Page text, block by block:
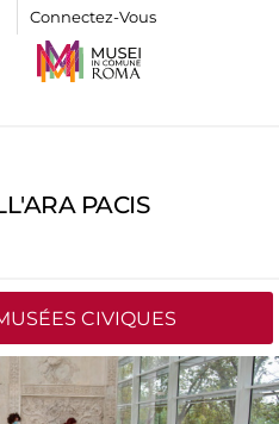
Connectez-Vous
PACIS
CIVIQUES